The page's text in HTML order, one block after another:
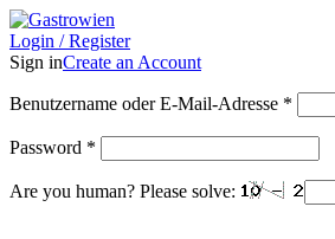
Login / Register
Sign inCreate an Account
Benutzername oder E-Mail-Adresse *
Password *
Are you human? Please solve: